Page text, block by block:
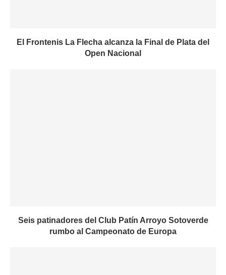
El Frontenis La Flecha alcanza la Final de Plata del
Open Nacional
Seis patinadores del Club Patín Arroyo Sotoverde
rumbo al Campeonato de Europa